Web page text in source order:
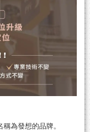
為發想的品牌。